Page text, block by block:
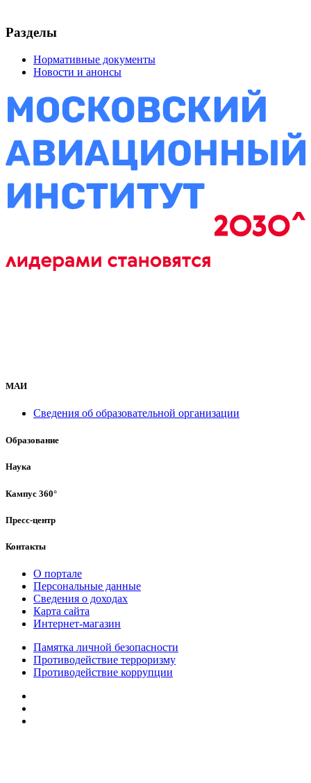
Разделы
Нормативные документы
Новости и анонсы
МАИ
Сведения об образовательной организации
Образование
Наука
Кампус 360°
Пресс-центр
Контакты
О портале
Персональные данные
Сведения о доходах
Карта сайта
Интернет-магазин
Памятка личной безопасности
Противодействие терроризму
Противодействие коррупции